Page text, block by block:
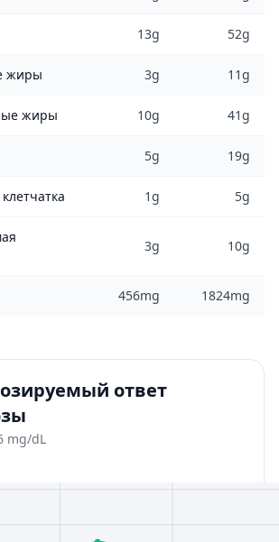
13g 52g
жиры 3g 11g
жиры 10g 41g
5g 19g
1g 5g
3g 10g
456mg 1824mg
ответ
mg/dL